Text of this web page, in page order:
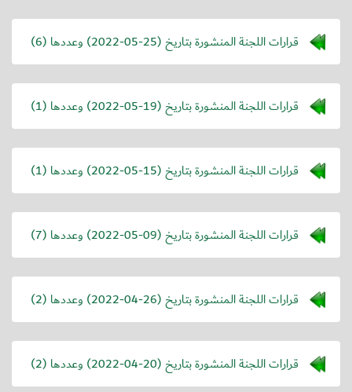
قرارات اللجنة المنشورة بتاريخ (2022-05-25) وعددها (6)
قرارات اللجنة المنشورة بتاريخ (2022-05-19) وعددها (1)
قرارات اللجنة المنشورة بتاريخ (2022-05-15) وعددها (1)
قرارات اللجنة المنشورة بتاريخ (2022-05-09) وعددها (7)
قرارات اللجنة المنشورة بتاريخ (2022-04-26) وعددها (2)
قرارات اللجنة المنشورة بتاريخ (2022-04-20) وعددها (2)